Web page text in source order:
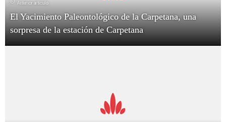
Anterior artículo
El Yacimiento Paleontológico de la Carpetana, una
sorpresa de la estación de Carpetana